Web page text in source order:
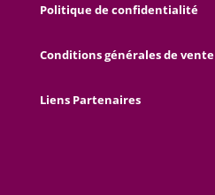
Politique de confidentialité
Conditions générales de vente
Liens Partenaires